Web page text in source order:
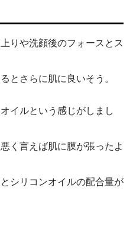
りや洗顔後のフォースとス
とさらに肌に良いそう。
イルという感じがしまし
く言えば肌に膜が張ったよ
シリコンオイルの配合量が